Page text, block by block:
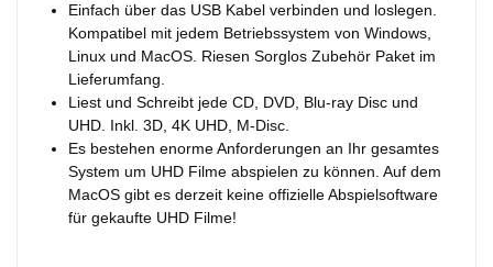
Einfach über das USB Kabel verbinden und loslegen.
Kompatibel mit jedem Betriebssystem von Windows,
Linux und MacOS. Riesen Sorglos Zubehör Paket im
Lieferumfang.
Liest und Schreibt jede CD, DVD, Blu-ray Disc und
UHD. Inkl. 3D, 4K UHD, M-Disc.
Es bestehen enorme Anforderungen an Ihr gesamtes
System um UHD Filme abspielen zu können. Auf dem
MacOS gibt es derzeit keine offizielle Abspielsoftware
für gekaufte UHD Filme!